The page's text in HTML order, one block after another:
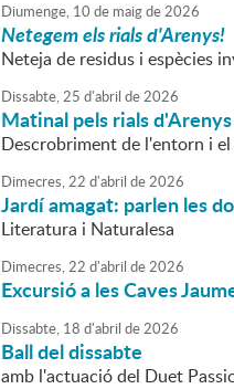
Diumenge, 10 de maigde2026
Netegem els rials d'Arenys!
Neteja de residus i espècies
Dissabte,25 d'abril de2026
Matinal pels rials d'Arenys
Descrobriment de l'entorn i
Dimecres,22 d'abril de2026
Jardí amagat: parlen les
Literatura i Naturalesa
Dimecres,22 d'abril de2026
Excursió a les Caves
Dissabte, 18 d'abril de2026
Ball del dissabte
amb l'actuació del Duet